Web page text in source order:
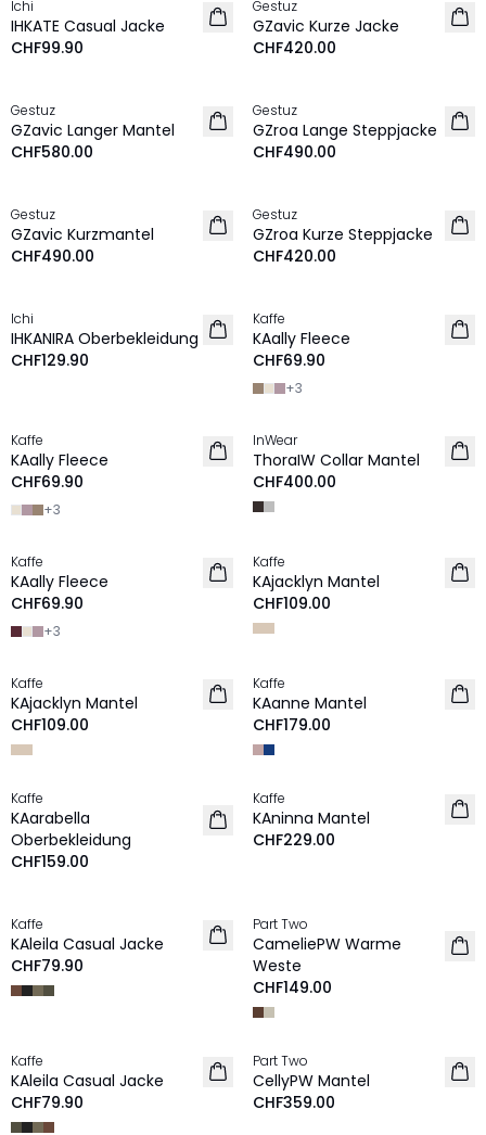
NEU
Ichi
IHKATE Casual Jacke
CHF99.90
NEU
Gestuz
GZavic Kurze Jacke
CHF420.00
NEU
Gestuz
GZavic Langer Mantel
CHF580.00
NEU
Gestuz
GZroa Lange Steppjacke
CHF490.00
NEU
Gestuz
GZavic Kurzmantel
CHF490.00
NEU
Gestuz
GZroa Kurze Steppjacke
CHF420.00
NEU
Ichi
IHKANIRA Oberbekleidung
CHF129.90
NEU
Kaffe
KAally Fleece
CHF69.90
+3
NEU
Kaffe
KAally Fleece
CHF69.90
+3
NEU
InWear
ThoraIW Collar Mantel
CHF400.00
NEU
Kaffe
KAally Fleece
CHF69.90
+3
NEU
Kaffe
KAjacklyn Mantel
CHF109.00
NEU
Kaffe
KAjacklyn Mantel
CHF109.00
NEU
Kaffe
KAanne Mantel
CHF179.00
NEU
Kaffe
KAarabella
Oberbekleidung
CHF159.00
NEU
Kaffe
KAninna Mantel
CHF229.00
NEU
Kaffe
KAleila Casual Jacke
CHF79.90
NEU
Part Two
CameliePW Warme
Weste
CHF149.00
NEU
Kaffe
KAleila Casual Jacke
CHF79.90
NEU
Part Two
CellyPW Mantel
CHF359.00